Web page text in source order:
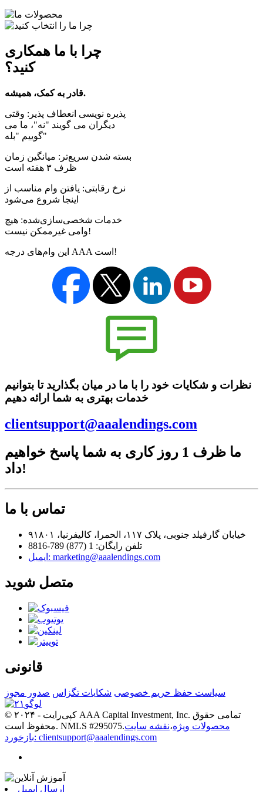
چرا با ما همکاری
کنید؟
قادر به کمک، همیشه.
پذیره نویسی انعطاف پذیر: وقتی
دیگران می گویند "نه"، ما می
گوییم "بله"
بسته شدن سریع‌تر: میانگین زمان
ظرف ۳ هفته است
نرخ رقابتی: یافتن وام مناسب از
اینجا شروع می‌شود
خدمات شخصی‌سازی‌شده: هیچ
وامی غیرممکن نیست!
این وام‌های درجه AAA است!
نظرات و شکایات خود را با ما در میان بگذارید تا بتوانیم
خدمات بهتری به شما ارائه دهیم
clientsupport@aaalendings.com
ما ظرف 1 روز کاری به شما پاسخ خواهیم
داد!
تماس با ما
خیابان گارفیلد جنوبی، پلاک ۱۱۷، الحمرا، کالیفرنیا، ۹۱۸۰۱
تلفن رایگان: 1 (877) 789-8816
ایمیل: marketing@aaalendings.com
متصل شوید
قانونی
سیاست حفظ حریم خصوصی شکایات تگزاس صدور مجوز
© کپی‌رایت - ۲۰۲۴ AAA Capital Investment, Inc. تمامی حقوق
محفوظ است. NMLS #295075.
محصولات ویژه،نقشه سایت
بازخورد: clientsupport@aaalendings.com
ارسال ایمیل